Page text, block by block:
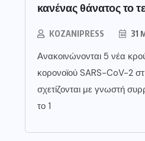
κανένας θάνατος το
KOZANIPRESS 31
Ανακοινώνονται 5 νέα
κορονοϊού SARS-CoV-2
σχετίζονται με γνωστή
το 1